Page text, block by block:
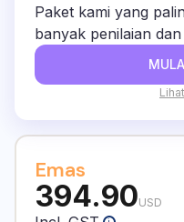
Paket kami yang
banyak penilaian
Emas
394.90USD